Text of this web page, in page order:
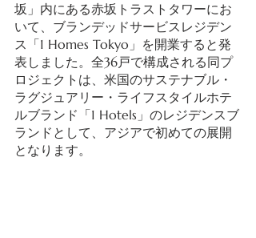
坂」内にある赤坂トラストタワーにお
いて、ブランデッドサービスレジデン
ス「1 Homes Tokyo」を開業すると発
表しました。全36戸で構成される同プ
ロジェクトは、米国のサステナブル・
ラグジュアリー・ライフスタイルホテ
ルブランド「1 Hotels」のレジデンスブ
ランドとして、アジアで初めての展開
となります。